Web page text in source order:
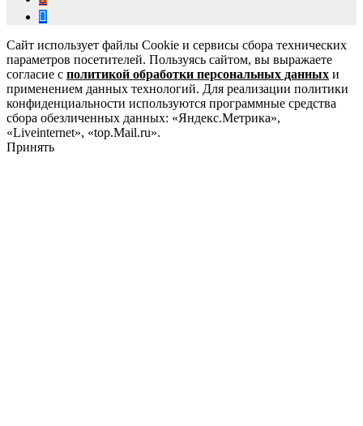
Сайт использует файлы Cookie и сервисы сбора технических
параметров посетителей. Пользуясь сайтом, вы выражаете
согласие с политикой обработки персональных данных и
применением данных технологий. Для реализации политики
конфиденциальности используются программные средства
сбора обезличенных данных: «Яндекс.Метрика»,
«Liveinternet», «top.Mail.ru».
Принять